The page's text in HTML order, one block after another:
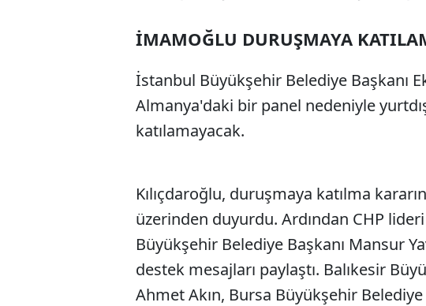
İMAMOĞLU DURUŞMAYA
İstanbul Büyükşehir Belediye Başkanı
Almanya'daki bir panel nedeniyle
katılamayacak.
Kılıçdaroğlu, duruşmaya katılma
üzerinden duyurdu. Ardından CHP
Büyükşehir Belediye Başkanı Mansur
destek mesajları paylaştı. Balıkesir
Ahmet Akın, Bursa Büyükşehir